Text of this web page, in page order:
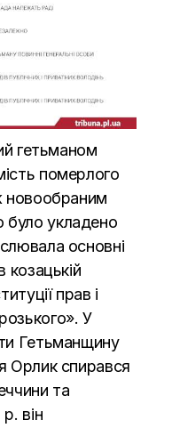
гетьманом
померлого
новообраним
укладено
основні
козацькій
прав і
У
Гетьманщину
Орлик спирався
та
він